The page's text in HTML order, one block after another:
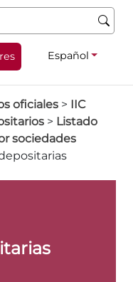
Español
oficiales > IIC
> Listado
sociedades